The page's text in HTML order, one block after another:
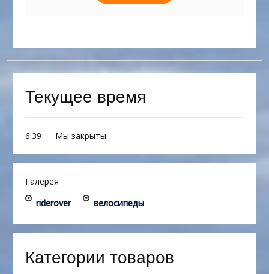
Текущее время
6:39 — Мы закрыты
Галерея
riderover
велосипеды
Категории товаров